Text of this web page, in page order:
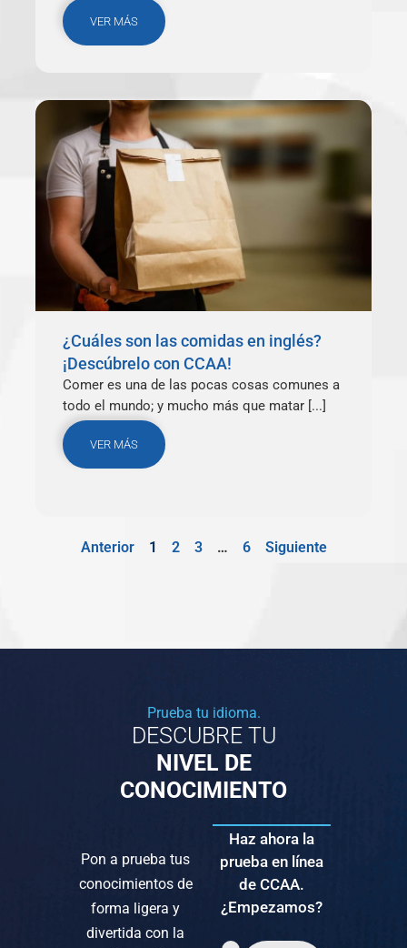
VER MÁS
¿Cuáles son las comidas en inglés?
¡Descúbrelo con CCAA!
Comer es una de las pocas cosas comunes a
todo el mundo; y mucho más que matar [...]
VER MÁS
Anterior 1 2 3 … 6 Siguiente
Prueba tu idioma.
DESCUBRE TU
NIVEL DE
CONOCIMIENTO
Pon a prueba tus
conocimientos de
forma ligera y
divertida con la
Haz ahora la
prueba en línea
de CCAA.
¿Empezamos?